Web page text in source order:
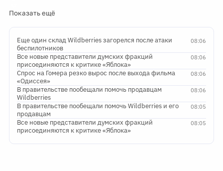
Показать ещё
08:06
Еще один склад Wildberries загорелся после атаки
беспилотников
08:06
Все новые представители думских фракций
присоединяются к критике «Яблока»
08:06
Спрос на Гомера резко вырос после выхода фильма
«Одиссея»
08:06
В правительстве пообещали помочь продавцам
Wildberries
08:05
В правительстве пообещали помочь Wildberries и его
продавцам
08:05
Все новые представители думских фракций
присоединяются к критике «Яблока»